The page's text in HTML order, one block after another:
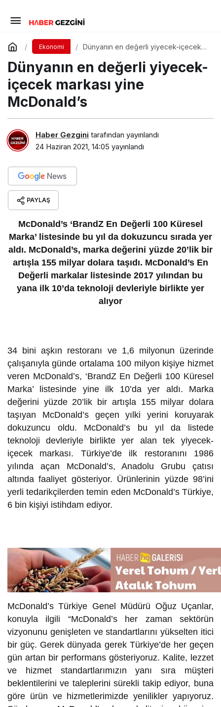
Ekonomi
Dünyanın en değerli yiyecek-içecek
Dünyanın en değerli yiyecek-
içecek markası yine
McDonald’s
Haber Gezgini tarafından yayınlandı
24 Haziran 2021, 14:05 yayınlandı
PAYLAŞ
McDonald’s ‘BrandZ En Değerli 100 Küresel
Marka’ listesinde bu yıl da dokuzuncu sırada yer
aldı. McDonald’s, marka değerini yüzde 20’lik bir
artışla 155 milyar dolara taşıdı. McDonald’s En
Değerli markalar listesinde 2017 yılından bu
yana ilk 10’da teknoloji devleriyle birlikte yer
alıyor
34 bini aşkın restoranı ve 1,6 milyonun üzerinde
çalışanıyla günde ortalama 100 milyon kişiye hizmet
veren McDonald’s, ‘BrandZ En Değerli 100 Küresel
Marka’ listesinde yine ilk 10’da yer aldı. Marka
değerini yüzde 20’lik bir artışla 155 milyar dolara
taşıyan McDonald’s geçen yılki yerini koruyarak
dokuzuncu oldu. McDonald’s bu yıl da listede
teknoloji devleriyle birlikte yer alan tek yiyecek-
içecek markası. Türkiye’de ilk restoranını 1986
yılında açan McDonald’s, Anadolu Grubu çatısı
altında faaliyet gösteriyor. Ürünlerinin yüzde 98’ini
yerli tedarikçilerden temin eden McDonald’s Türkiye,
6 bin kişiyi istihdam ediyor.
McDonald’s Türkiye Genel Müdürü Oğuz Uçanlar,
konuyla ilgili “McDonald’s her zaman sektörün
vizyonunu genişleten ve standartlarını yükselten itici
bir güç. Gerek dünyada gerek Türkiye’de her geçen
gün artan bir performans gösteriyoruz. Kalite, lezzet
ve hizmet standartlarımızın yanı sıra müşteri
beklentilerini ve taleplerini sürekli takip ediyor, buna
göre ürün ve hizmetlerimizde yenilikler yapıyoruz.